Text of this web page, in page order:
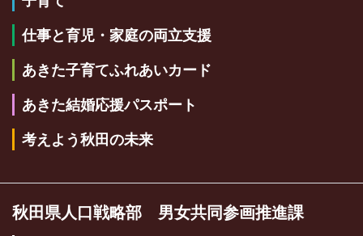
仕事と育児・家庭の両立支援
あきた子育てふれあいカード
あきた結婚応援パスポート
考えよう秋田の未来
秋田県人口戦略部 男女共同参画推進課